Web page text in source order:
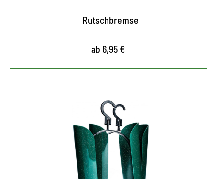
Rutschbremse
ab 6,95 €
Former für Stiefeletten
geeignet für Stiefeletten mit einer Schaftlänge
bis 18 Zentimetern